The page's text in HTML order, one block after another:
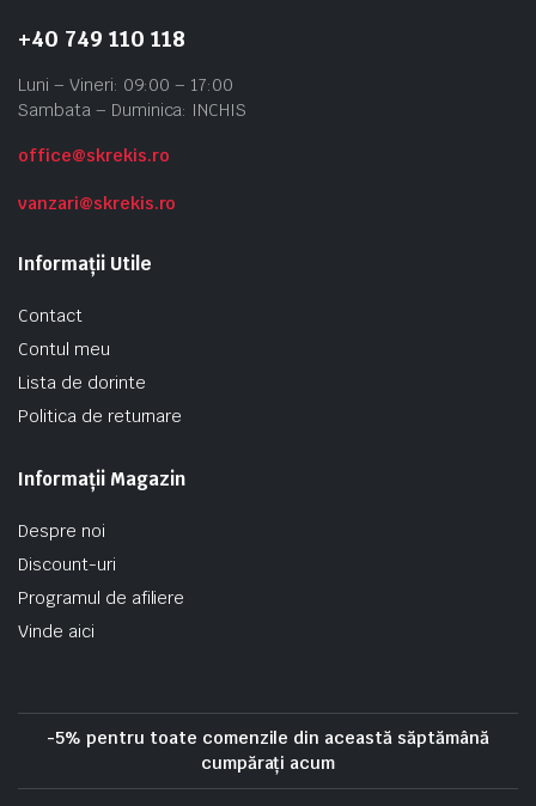
+40 749 110 118
Luni – Vineri: 09:00 – 17:00
Sambata – Duminica: INCHIS
office@skrekis.ro
vanzari@skrekis.ro
Informații Utile
Contact
Contul meu
Lista de dorinte
Politica de returnare
Informații Magazin
Despre noi
Discount-uri
Programul de afiliere
Vinde aici
-5% pentru toate comenzile din această săptămână
cumpărați acum